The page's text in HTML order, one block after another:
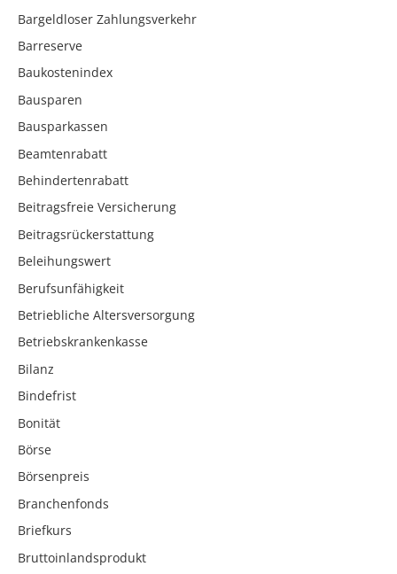
Bargeldloser Zahlungsverkehr
Barreserve
Baukostenindex
Bausparen
Bausparkassen
Beamtenrabatt
Behindertenrabatt
Beitragsfreie Versicherung
Beitragsrückerstattung
Beleihungswert
Berufsunfähigkeit
Betriebliche Altersversorgung
Betriebskrankenkasse
Bilanz
Bindefrist
Bonität
Börse
Börsenpreis
Branchenfonds
Briefkurs
Bruttoinlandsprodukt